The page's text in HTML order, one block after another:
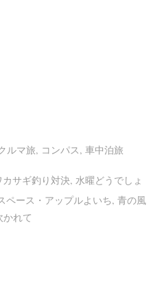
ルマ旅, コンパス, 車中泊旅
カサギ釣り対決, 水曜どうでしょ
ペース・アップルよいち, 青の風
かれて